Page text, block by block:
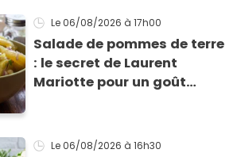
Le 06/08/2026 à 17h00
Salade de pommes de terre
: le secret de Laurent
Mariotte pour un goût
Le 06/08/2026 à 16h30